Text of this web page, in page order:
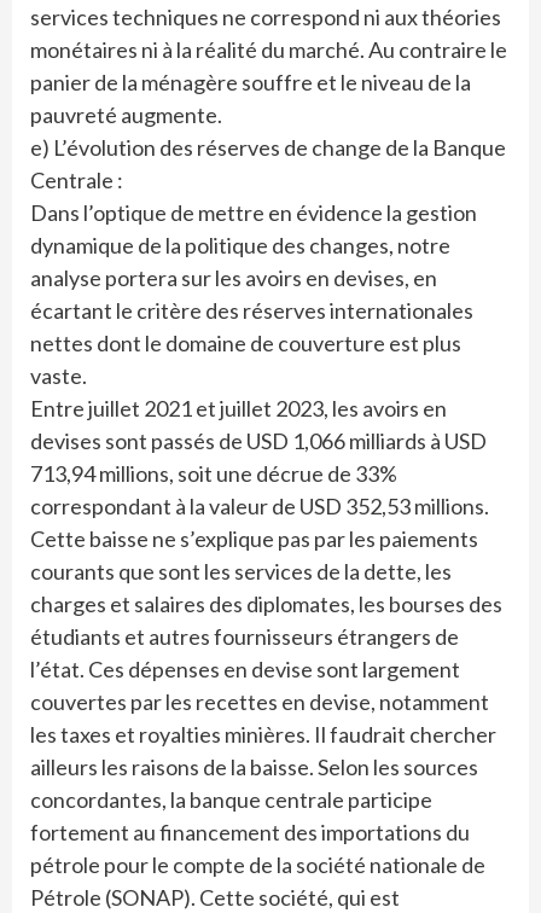
services techniques ne correspond ni aux théories
monétaires ni à la réalité du marché. Au contraire le
panier de la ménagère souffre et le niveau de la
pauvreté augmente.
e) L’évolution des réserves de change de la Banque
Centrale :
Dans l’optique de mettre en évidence la gestion
dynamique de la politique des changes, notre
analyse portera sur les avoirs en devises, en
écartant le critère des réserves internationales
nettes dont le domaine de couverture est plus
vaste.
Entre juillet 2021 et juillet 2023, les avoirs en
devises sont passés de USD 1,066 milliards à USD
713,94 millions, soit une décrue de 33%
correspondant à la valeur de USD 352,53 millions.
Cette baisse ne s’explique pas par les paiements
courants que sont les services de la dette, les
charges et salaires des diplomates, les bourses des
étudiants et autres fournisseurs étrangers de
l’état. Ces dépenses en devise sont largement
couvertes par les recettes en devise, notamment
les taxes et royalties minières. Il faudrait chercher
ailleurs les raisons de la baisse. Selon les sources
concordantes, la banque centrale participe
fortement au financement des importations du
pétrole pour le compte de la société nationale de
Pétrole (SONAP). Cette société, qui est